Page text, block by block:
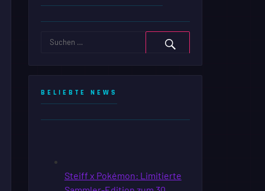
BELIEBTE NEWS